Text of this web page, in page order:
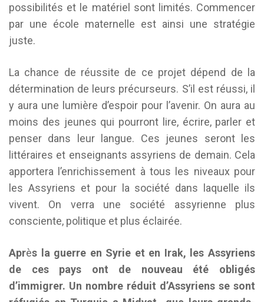
possibilités et le matériel sont limités. Commencer
par une école maternelle est ainsi une stratégie
juste.
La chance de réussite de ce projet dépend de la
détermination de leurs précurseurs. S’il est réussi, il
y aura une lumière d’espoir pour l’avenir. On aura au
moins des jeunes qui pourront lire, écrire, parler et
penser dans leur langue. Ces jeunes seront les
littéraires et enseignants assyriens de demain. Cela
apportera l’enrichissement à tous les niveaux pour
les Assyriens et pour la société dans laquelle ils
vivent. On verra une société assyrienne plus
consciente, politique et plus éclairée.
Après la guerre en Syrie et en Irak, les Assyriens
de ces pays ont de nouveau été obligés
d’immigrer. Un nombre réduit d’Assyriens se sont